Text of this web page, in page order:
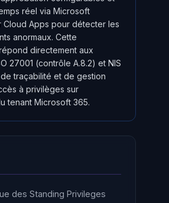
réel via Microsoft
Apps pour détecter les
anormaux. Cette
directement aux
27001 (contrôle A.8.2) et NIS
traçabilité et de gestion
à privilèges sur
tenant Microsoft 365.
des Standing Privileges